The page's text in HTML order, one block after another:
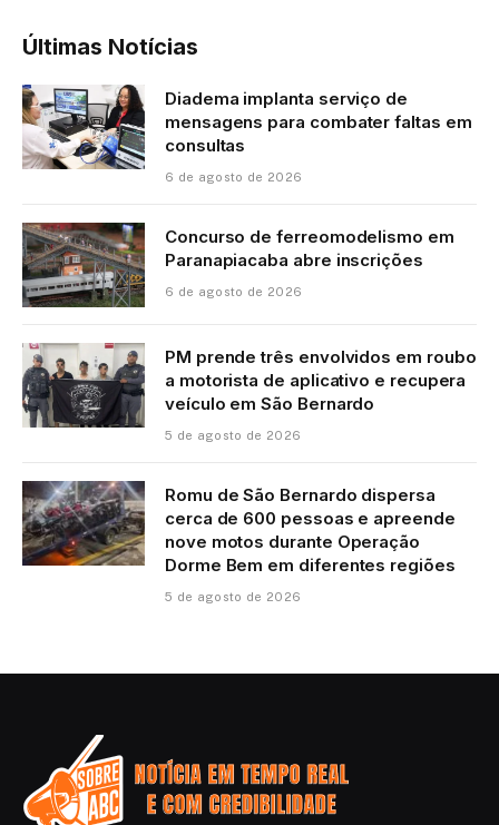
Últimas Notícias
Diadema implanta serviço de
mensagens para combater faltas em
consultas
6 de agosto de 2026
Concurso de ferreomodelismo em
Paranapiacaba abre inscrições
6 de agosto de 2026
PM prende três envolvidos em roubo
a motorista de aplicativo e recupera
veículo em São Bernardo
5 de agosto de 2026
Romu de São Bernardo dispersa
cerca de 600 pessoas e apreende
nove motos durante Operação
Dorme Bem em diferentes regiões
5 de agosto de 2026